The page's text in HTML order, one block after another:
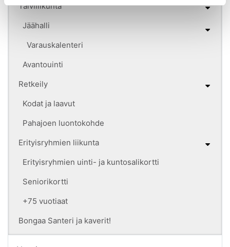
Talviliikunta
Jäähalli
Varauskalenteri
Avantouinti
Retkeily
Kodat ja laavut
Pahajoen luontokohde
Erityisryhmien liikunta
Erityisryhmien uinti- ja kuntosalikortti
Seniorikortti
+75 vuotiaat
Bongaa Santeri ja kaverit!